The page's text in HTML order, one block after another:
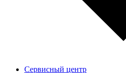
Сервисный центр